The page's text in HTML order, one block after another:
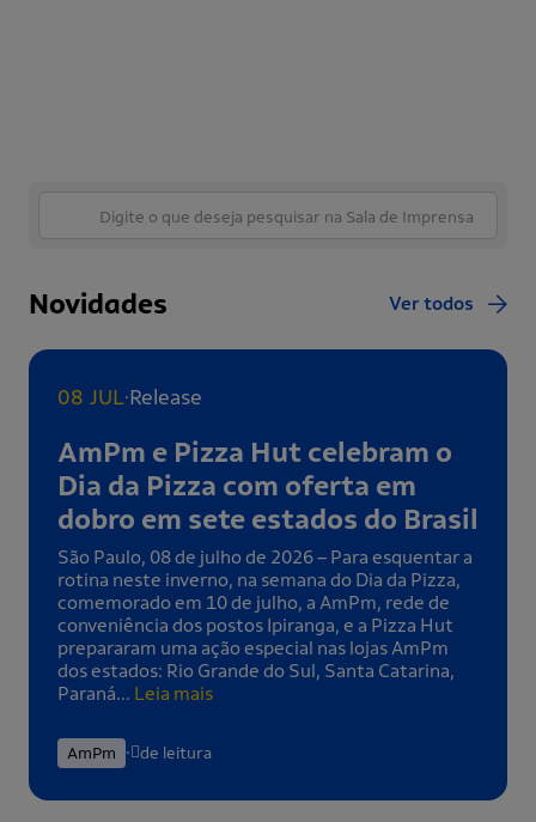
Novidades Ver todos
08 JUL.Release
AmPm e Pizza Hut celebram o
Dia da Pizza com oferta em
dobro em sete estados do Brasil
São Paulo, 08 de julho de 2026 – Para esquentar a
rotina neste inverno, na semana do Dia da Pizza,
comemorado em 10 de julho, a AmPm, rede de
conveniência dos postos Ipiranga, e a Pizza Hut
prepararam uma ação especial nas lojas AmPm
dos estados: Rio Grande do Sul, Santa Catarina,
Paraná... Leia mais
AmPm . de leitura